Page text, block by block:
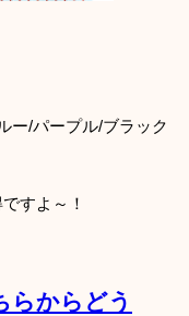
ー/パープル/ブラック
すよ～！
らからどう